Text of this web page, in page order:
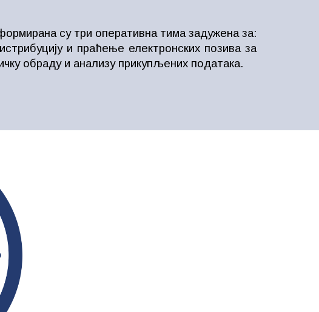
су три оперативна тима задужена за:
и праћење електронских позива за
обраду и анализу прикупљених података.